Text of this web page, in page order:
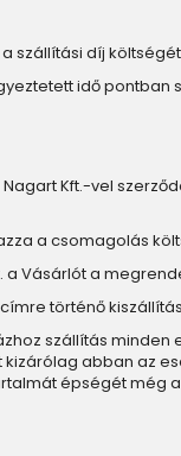
szállítási díj
idő pontban
Kft.-vel
a csomagolás
a Vásárlót a
történő
szállítás
abban az
épségét még